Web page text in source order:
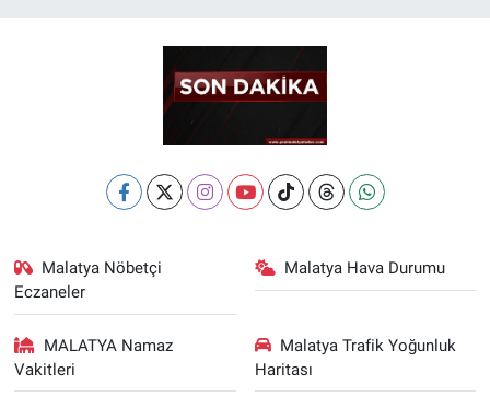
Malatya Nöbetçi
Eczaneler
Malatya Hava Durumu
MALATYA Namaz
Vakitleri
Malatya Trafik Yoğunluk
Haritası